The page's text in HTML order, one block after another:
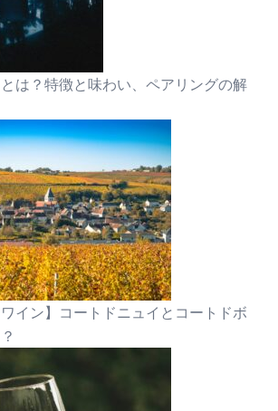
は？特徴と味わい、ペアリングの解
ワイン】コートドニュイとコートドボ